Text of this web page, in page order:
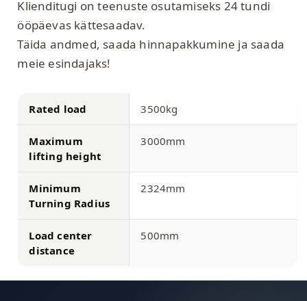
Klienditugi on teenuste osutamiseks 24 tundi
ööpäevas kättesaadav.
Täida andmed, saada hinnapakkumine ja saada
meie esindajaks!
Rated load 3500kg
Maximum
lifting height
3000mm
Minimum
Turning Radius
2324mm
Load center
distance
500mm